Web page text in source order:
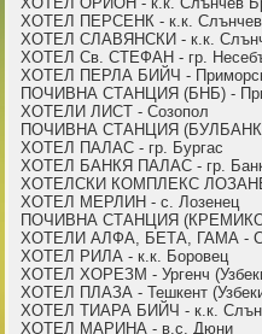
ХОТЕЛ ПЕРСЕНК - к.к. Слънчев
ХОТЕЛ СЛАВЯНСКИ - к.к.
ХОТЕЛ Св. СТЕФАН - гр.
ХОТЕЛ ПЕРЛА БИЙЧ -
ПОЧИВНА СТАНЦИЯ (БНБ) -
ХОТЕЛИ ЛИСТ - Созопол
ПОЧИВНА СТАНЦИЯ (БУЛБАНК)
ХОТЕЛ ПАЛАС - гр. Бургас
ХОТЕЛ БАНКЯ ПАЛАС - гр.
ХОТЕЛСКИ КОМПЛЕКС
ХОТЕЛ МЕРЛИН - с. Лозенец
ПОЧИВНА СТАНЦИЯ
ХОТЕЛИ АЛФА, БЕТА, ГАМА -
ХОТЕЛ РИЛА - к.к. Боровец
ХОТЕЛ ХОРЕЗМ - Ургенч
ХОТЕЛ ПЛАЗА - Тешкент
ХОТЕЛ ТИАРА БИЙЧ - к.к.
ХОТЕЛ МАРИНА - в.с. Дюни